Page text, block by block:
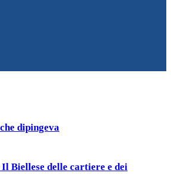
dipingeva
Biellese delle cartiere e dei